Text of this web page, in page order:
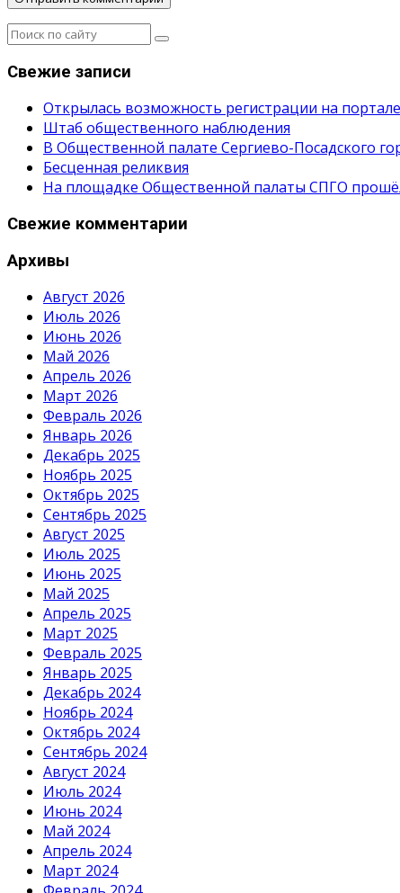
Свежие записи
Открылась возможность регистрации на
Штаб общественного наблюдения
В Общественной палате Сергиево-Посадского
Бесценная реликвия
На площадке Общественной палаты СПГО прошёл
Свежие комментарии
Архивы
Август 2026
Июль 2026
Июнь 2026
Май 2026
Апрель 2026
Март 2026
Февраль 2026
Январь 2026
Декабрь 2025
Ноябрь 2025
Октябрь 2025
Сентябрь 2025
Август 2025
Июль 2025
Июнь 2025
Май 2025
Апрель 2025
Март 2025
Февраль 2025
Январь 2025
Декабрь 2024
Ноябрь 2024
Октябрь 2024
Сентябрь 2024
Август 2024
Июль 2024
Июнь 2024
Май 2024
Апрель 2024
Март 2024